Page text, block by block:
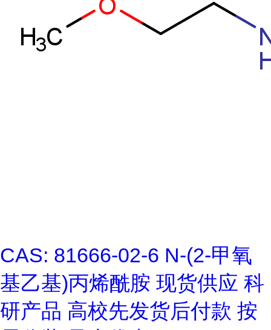
CAS: 81666-02-6 N-(2-甲氧
基乙基)丙烯酰胺 现货供应 科
研产品 高校先发货后付款 按